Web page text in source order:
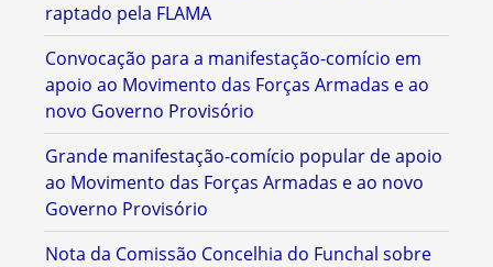
raptado pela FLAMA
Convocação para a manifestação-comício em
apoio ao Movimento das Forças Armadas e ao
novo Governo Provisório
Grande manifestação-comício popular de apoio
ao Movimento das Forças Armadas e ao novo
Governo Provisório
Nota da Comissão Concelhia do Funchal sobre